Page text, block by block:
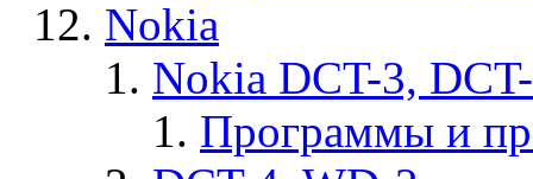
Nokia
Nokia DCT-3,
Программы и